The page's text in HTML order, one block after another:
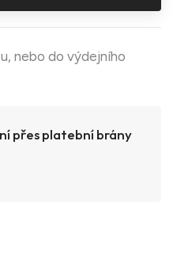
nebo do výdejního
přes platební brány